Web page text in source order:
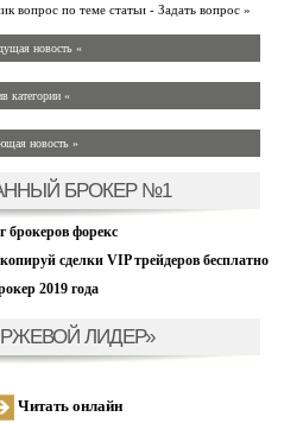
вопрос по теме статьи - Задать вопрос »
новость «
категории «
новость »
БРОКЕР №1
форекс
сделки VIP трейдеров бесплатно
2019 года
ЛИДЕР»
Читать онлайн